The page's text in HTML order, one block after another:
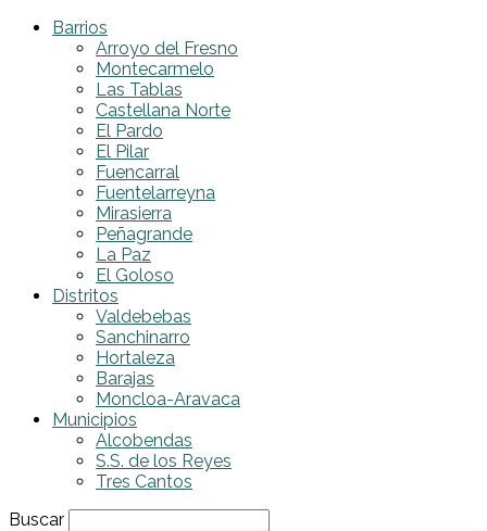
Barrios
Arroyo del Fresno
Montecarmelo
Las Tablas
Castellana Norte
El Pardo
El Pilar
Fuencarral
Fuentelarreyna
Mirasierra
Peñagrande
La Paz
El Goloso
Distritos
Valdebebas
Sanchinarro
Hortaleza
Barajas
Moncloa-Aravaca
Municipios
Alcobendas
S.S. de los Reyes
Tres Cantos
Buscar